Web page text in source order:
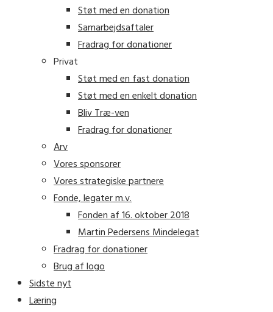
Støt med en donation
Samarbejdsaftaler
Fradrag for donationer
Privat
Støt med en fast donation
Støt med en enkelt donation
Bliv Træ-ven
Fradrag for donationer
Arv
Vores sponsorer
Vores strategiske partnere
Fonde, legater m.v.
Fonden af 16. oktober 2018
Martin Pedersens Mindelegat
Fradrag for donationer
Brug af logo
Sidste nyt
Læring